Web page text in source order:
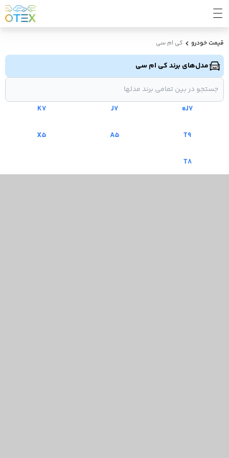
قیمت خودرو کی ام سی
مدل‌های برند کی ام سی
eJ7
J7
K7
T9
A5
X5
T8